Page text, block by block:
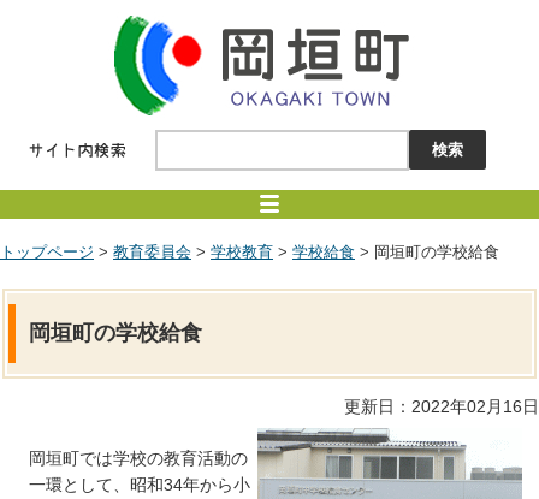
トップページ > 教育委員会 > 学校教育 > 学校給食 > 岡垣町の学校給食
岡垣町の学校給食
更新日：2022年02月16日
岡垣町では学校の教育活動の
一環として、昭和34年から小